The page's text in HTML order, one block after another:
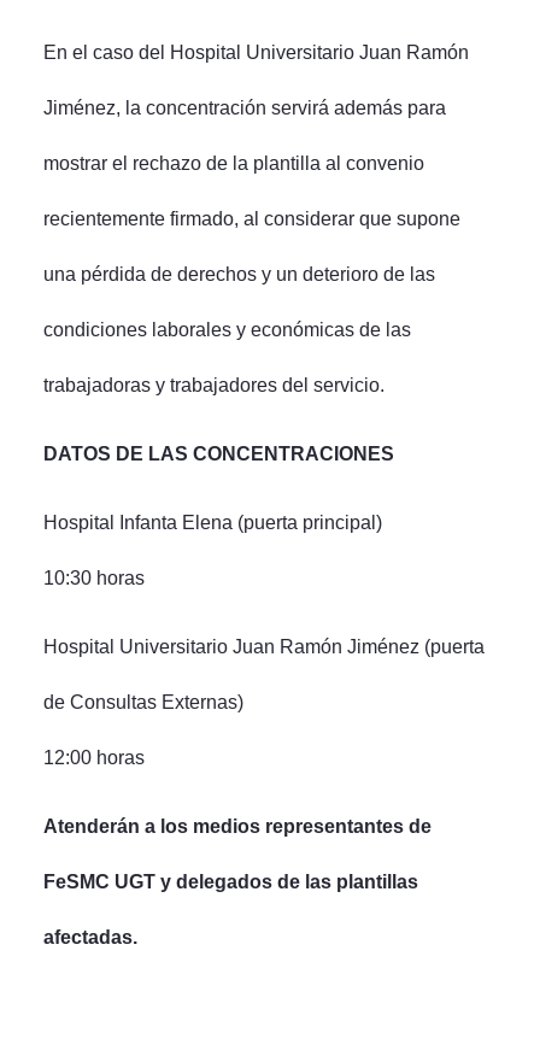
En el caso del Hospital Universitario Juan Ramón
Jiménez, la concentración servirá además para
mostrar el rechazo de la plantilla al convenio
recientemente firmado, al considerar que supone
una pérdida de derechos y un deterioro de las
condiciones laborales y económicas de las
trabajadoras y trabajadores del servicio.
DATOS DE LAS CONCENTRACIONES
Hospital Infanta Elena (puerta principal)
10:30 horas
Hospital Universitario Juan Ramón Jiménez (puerta
de Consultas Externas)
12:00 horas
Atenderán a los medios representantes de
FeSMC UGT y delegados de las plantillas
afectadas.